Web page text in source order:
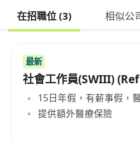
在招職位 (3) 相似公
最新
社會工作員(SWIII)
15日年假，有薪事假，
提供額外醫療保險